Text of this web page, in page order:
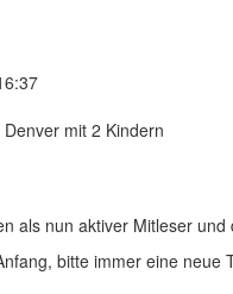
mit 2 Kindern
als nun aktiver Mitleser
bitte immer eine